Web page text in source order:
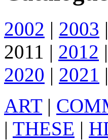
2002 | 2003 |
2011 | 2012 |
2020 | 2021 |
ART|
| THESE |